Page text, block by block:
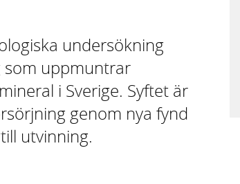
undersökning
som uppmuntrar
i Sverige. Syftet är
genom nya fynd
utvinning.